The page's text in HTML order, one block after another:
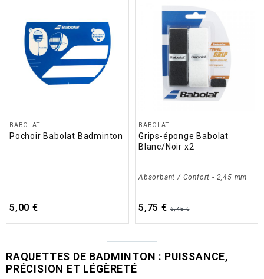
BABOLAT
Pochoir Babolat Badminton
5,00 €
BABOLAT
Grips-éponge Babolat
Blanc/Noir x2
Absorbant / Confort - 2,45 mm
5,75 € 6,45 €
RAQUETTES DE BADMINTON : PUISSANCE,
PRÉCISION ET LÉGÈRETÉ